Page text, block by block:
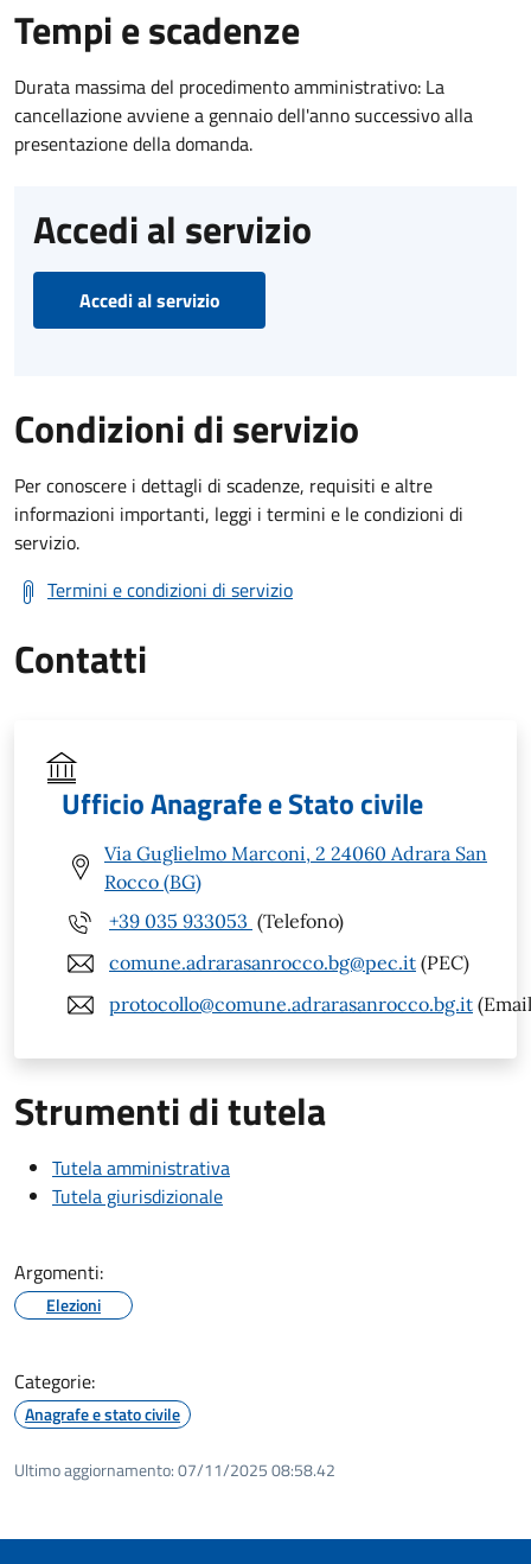
Tempi e scadenze
Durata massima del procedimento amministrativo: La
cancellazione avviene a gennaio dell'anno successivo alla
presentazione della domanda.
Accedi al servizio
Accedi al servizio
Condizioni di servizio
Per conoscere i dettagli di scadenze, requisiti e altre
informazioni importanti, leggi i termini e le condizioni di
servizio.
Termini e condizioni di servizio
Contatti
Ufficio Anagrafe e Stato civile
Via Guglielmo Marconi, 2 24060 Adrara San
Rocco (BG)
+39 035 933053 (Telefono)
comune.adrarasanrocco.bg@pec.it (PEC)
protocollo@comune.adrarasanrocco.bg.it
Strumenti di tutela
Tutela amministrativa
Tutela giurisdizionale
Argomenti:
Elezioni
Categorie:
Anagrafe e stato civile
Ultimo aggiornamento:07/11/2025 08:58.42